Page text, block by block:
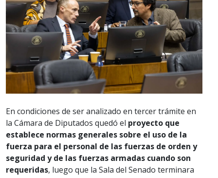
En condiciones de ser analizado en tercer trámite en
la Cámara de Diputados quedó el proyecto que
establece normas generales sobre el uso de la
fuerza para el personal de las fuerzas de orden y
seguridad y de las fuerzas armadas cuando son
requeridas, luego que la Sala del Senado terminara